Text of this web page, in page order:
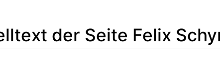
der Seite Felix